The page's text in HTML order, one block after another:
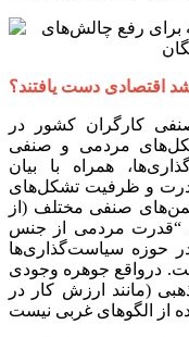
اقتصادی دست یافتند؟
کارگران کشور در
مردمی و صنفی
همراه با بیان
قدرت و ظرفیت تشکل‌های
صنفی مختلف (از
“قدرت مردمی از جنس
حوزه سیاست‌گذاری‌ها
درواقع جوهره وجودی
(مانند ارزش کار در